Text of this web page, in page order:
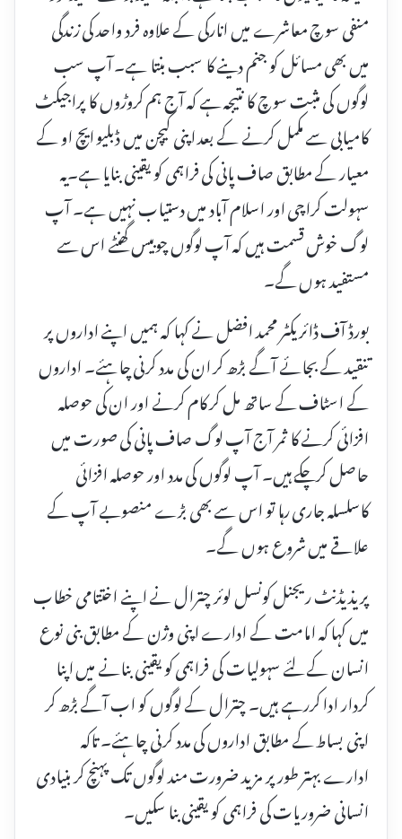
منفی سوچ معاشرے میں انارکی کے علاوہ فرد واحد کی زندگی
میں بھی مسائل کو جنم دینے کا سبب بنتا ہے۔ آپ سب
لوگوں کی مثبت سوچ کا نتیجہ ہے کہ آج ہم کروڑوں کا پراجیکٹ
کامیابی سے مکمل کرنے کے بعد اپنی کیچن میں ڈبلیو ایچ او کے
معیار کے مطابق صاف پانی کی فراہمی کو یقینی بنایا ہے۔یہ
سہولت کراچی اور اسلام آباد میں دستیاب نہیں ہے۔ آپ
لوگ خوش قسمت ہیں کہ آپ لوگوں چوبیس گھنٹے اس سے
مستفید ہوں گے۔
بورڈ آف ڈائریکٹر محمد افضل نے کہا کہ ہمیں اپنے اداروں پر
تنقید کے بجائے آگے بڑھ کر ان کی مدد کرنی چاہئے۔ اداروں
کے اسٹاف کے ساتھ مل کر کام کرنے اور ان کی حوصلہ
افزائی کرنے کا ثمر آج آپ لوگ صاف پانی کی صورت میں
حاصل کرچکے ہیں۔ آپ لوگوں کی مدد اور حوصلہ افزائی
کاسلسلہ جاری رہا تو اس سے بھی بڑے منصوبے آپ کے
علاقے میں شروع ہوں گے۔
پریذیڈنٹ ریجنل کونسل لوئر چترال نے اپنے اختتامی خطاب
میں کہا کہ امامت کے ادارے اپنی وژن کے مطابق بنی نوع
انسان کے لئے سہولیات کی فراہمی کو یقینی بنانے میں اپنا
کردار ادا کررہے ہیں۔ چترال کے لوگوں کو اب آگے بڑھ کر
اپنی بساط کے مطابق اداروں کی مدد کرنی چاہئے۔ تاکہ
ادارے بہتر طور پر مزید ضرورت مند لوگوں تک پہنچ کر بنیادی
انسانی ضروریات کی فراہمی کو یقینی بنا سکیں۔